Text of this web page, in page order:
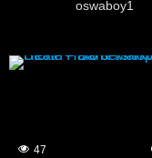
oswaboy1
47